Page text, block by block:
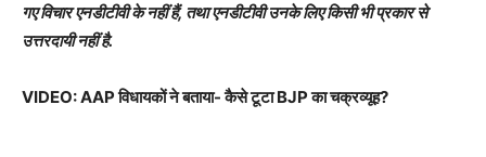
गए विचार एनडीटीवी के नहीं हैं, तथा एनडीटीवी उनके लिए किसी भी प्रकार से
उत्तरदायी नहीं है.
VIDEO: AAP विधायकों ने बताया- कैसे टूटा BJP का चक्रव्यूह?